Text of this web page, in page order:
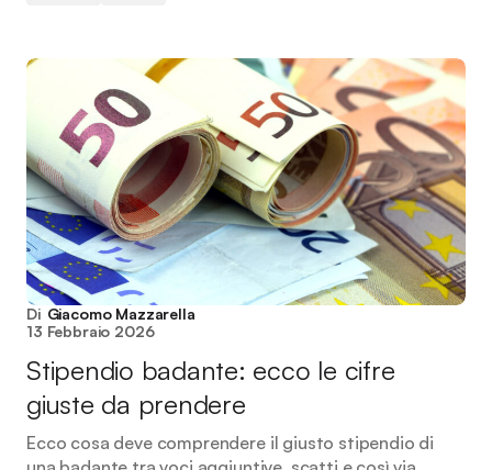
Di Giacomo Mazzarella
13 Febbraio 2026
Stipendio badante: ecco le cifre
giuste da prendere
Ecco cosa deve comprendere il giusto stipendio di